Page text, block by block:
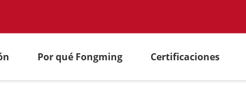
Por qué Fongming Certificaciones